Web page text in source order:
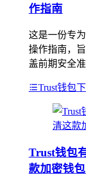
作指南
这是一份专
操作指南，
盖前期安全
Trust钱包
Trust钱包
款加密钱